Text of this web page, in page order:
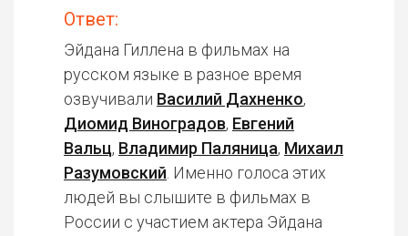
Ответ:
Эйдана Гиллена в фильмах на
русском языке в разное время
озвучивали Василий Дахненко,
Диомид Виноградов, Евгений
Вальц, Владимир Паляница, Михаил
Разумовский . Именно голоса этих
людей вы слышите в фильмах в
России с участием актера Эйдана